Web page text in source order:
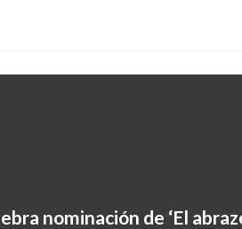
nominación de ‘El